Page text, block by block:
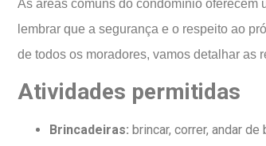
As áreas comuns do condomínio oferecem
lembrar que a segurança e o respeito ao
de todos os moradores, vamos detalhar as
Atividades permitidas
Brincadeiras: brincar, correr, andar